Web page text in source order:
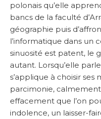
polonais qu’elle
bancs de la faculté
géographie puis
l’informatique dans un
sinuosité est patent, le
autant. Lorsqu’elle
s’applique à choisir ses
parcimonie,
effacement que l’on
indolence, un laisser-